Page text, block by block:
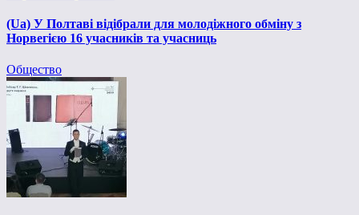
(Ua) У Полтаві відібрали для молодіжного обміну з
Норвегією 16 учасників та учасниць
Общество